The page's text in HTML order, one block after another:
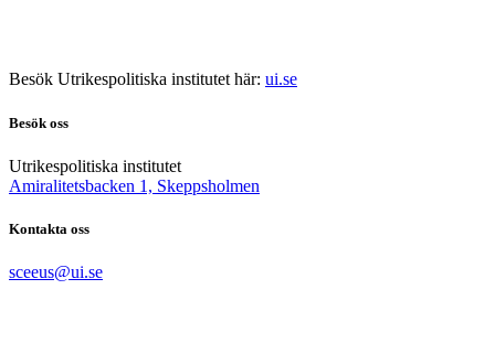
Besök Utrikespolitiska institutet här: ui.se
Besök oss
Utrikespolitiska institutet
Amiralitetsbacken 1, Skeppsholmen
Kontakta oss
sceeus@ui.se